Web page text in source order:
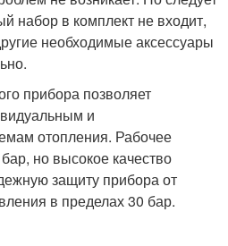
набор в комплект не входит,
необходимые аксессуары
прибора позволяет
и
отопления. Рабочее
но высокое качество
защиту прибора от
в пределах 30 бар.